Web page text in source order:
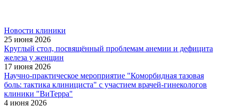
Новости клиники
25 июня 2026
Круглый стол, посвящённый проблемам анемии и дефицита
железа у женщин
17 июня 2026
Научно-практическое мероприятие "Коморбидная тазовая
боль: тактика клинициста" с участием врачей-гинекологов
клиники "ВиТерра"
4 июня 2026